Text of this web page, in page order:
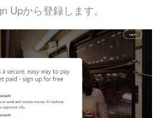
Upから登録します。